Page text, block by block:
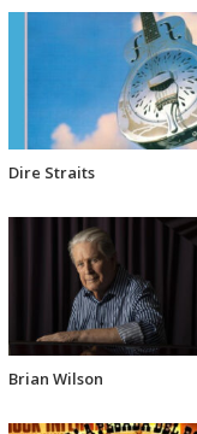
Dire Straits
Brian Wilson